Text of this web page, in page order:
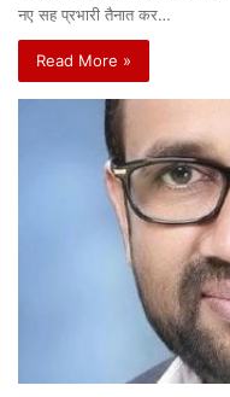
नए सह प्रभारी तैनात कर…
Read More »